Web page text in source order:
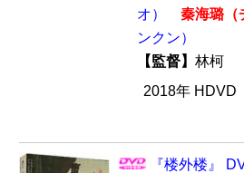
オ）
秦海璐（
ンクン）
【監督】 林柯
2018年 HDVD
『楼外楼』